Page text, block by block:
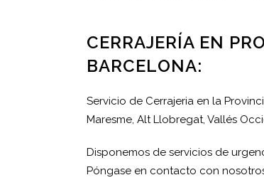
CERRAJERÍA EN
BARCELONA:
Servicio de Cerrajeria en la
Maresme, Alt Llobregat, Vallés
Disponemos de servicios de
Póngase en contacto con